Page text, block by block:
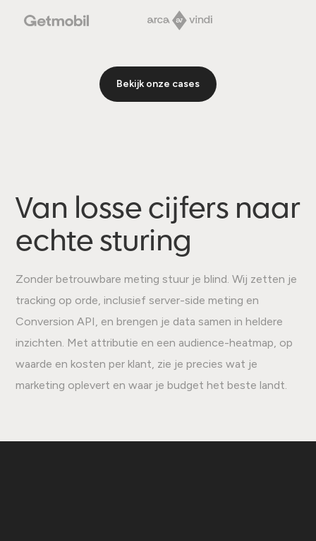
Bekijk onze cases
Van losse cijfers naar
echte sturing
Zonder betrouwbare meting stuur je blind. Wij zetten je
tracking op orde, inclusief server-side meting en
Conversion API, en brengen je data samen in heldere
inzichten. Met attributie en een audience-heatmap, op
waarde en kosten per klant, zie je precies wat je
marketing oplevert en waar je budget het beste landt.